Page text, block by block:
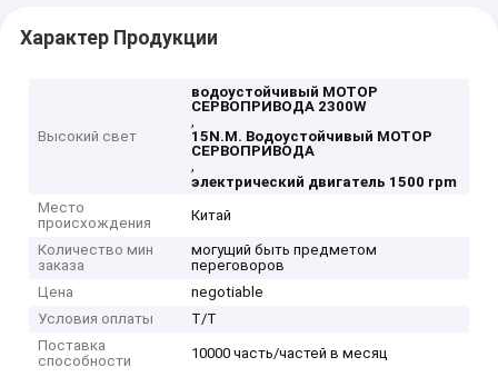
Характер Продукции
Высокий свет
водоустойчивый МОТОР
СЕРВОПРИВОДА 2300W
,
15N.M. Водоустойчивый МОТОР
СЕРВОПРИВОДА
,
электрический двигатель 1500 rpm
Место
происхождения
Китай
Количество мин
заказа
могущий быть предметом
переговоров
Цена
negotiable
Условия оплаты
T/T
Поставка
способности
10000 часть/частей в месяц